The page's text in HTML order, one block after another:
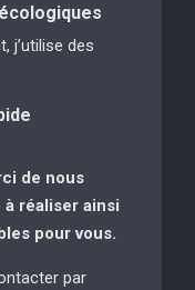
j’utilise des
de nous
à réaliser ainsi
pour vous.
par